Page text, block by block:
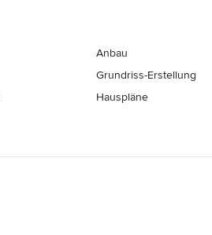
Anbau
Grundriss-Erstellung
Hauspläne